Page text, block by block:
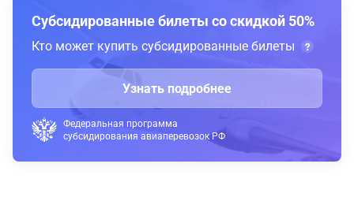
Субсидированные билеты со скидкой 50%
Кто может купить субсидированные билеты
Узнать подробнее
Федеральная программа
субсидирования авиаперевозок РФ